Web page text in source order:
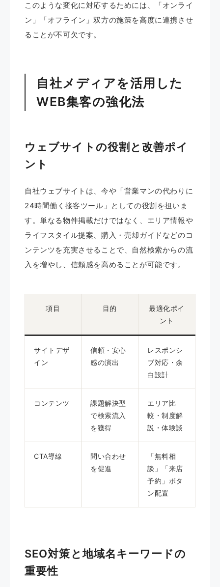
このような変化に対応するためには、「オンライ
ン」「オフライン」双方の施策を高度に連携させ
ることが不可欠です。
自社メディアを活用した
WEB集客の強化法
ウェブサイトの役割と改善ポイ
ント
自社ウェブサイトは、今や「営業マンの代わりに
24時間働く接客ツール」としての役割を担いま
す。単なる物件掲載だけではなく、エリア情報や
ライフスタイル提案、購入・売却ガイドなどのコ
ンテンツを充実させることで、自然検索からの流
入を増やし、信頼感を高めることが可能です。
項目 目的
最適化ポイ
ント
サイトデザ
イン
信頼・安心
感の演出
レスポンシ
ブ対応・余
白設計
コンテンツ
課題解決型
で検索流入
を獲得
エリア比
較・制度解
説・体験談
CTA導線
問い合わせ
を促進
「無料相
談」「来店
予約」ボタ
ン配置
SEO対策と地域名キーワードの
重要性